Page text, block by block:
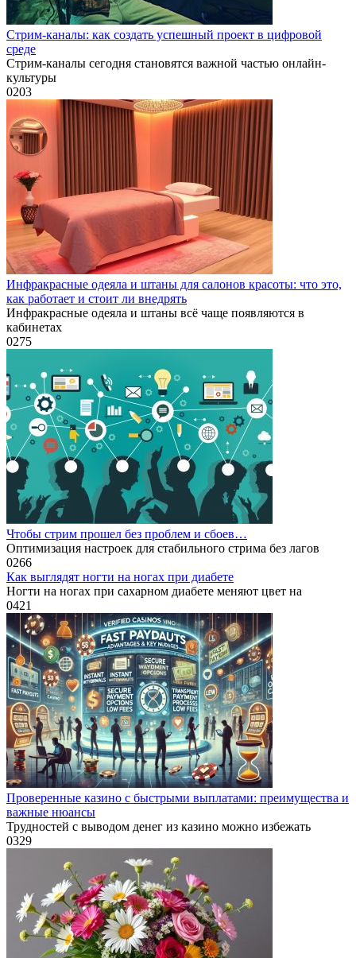
Стрим-каналы: как создать успешный проект в цифровой
среде
Стрим-каналы сегодня становятся важной частью онлайн-
культуры
0203
Инфракрасные одеяла и штаны для салонов красоты: что это,
как работает и стоит ли внедрять
Инфракрасные одеяла и штаны всё чаще появляются в
кабинетах
0275
Чтобы стрим прошел без проблем и сбоев…
Оптимизация настроек для стабильного стрима без лагов
0266
Как выглядят ногти на ногах при диабете
Ногти на ногах при сахарном диабете меняют цвет на
0421
Проверенные казино с быстрыми выплатами: преимущества и
важные нюансы
Трудностей с выводом денег из казино можно избежать
0329